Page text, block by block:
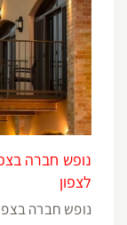
נופש חברה
לצפון
נופש חברה